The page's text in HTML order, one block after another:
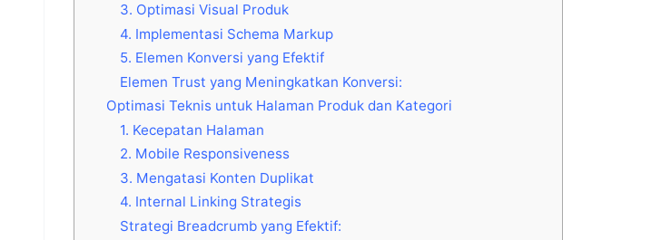
3. Optimasi Visual Produk
4. Implementasi Schema Markup
5. Elemen Konversi yang Efektif
Elemen Trust yang Meningkatkan Konversi:
Optimasi Teknis untuk Halaman Produk dan Kategori
1. Kecepatan Halaman
2. Mobile Responsiveness
3. Mengatasi Konten Duplikat
4. Internal Linking Strategis
Strategi Breadcrumb yang Efektif: